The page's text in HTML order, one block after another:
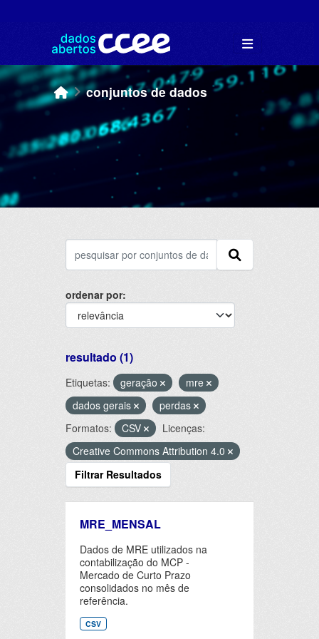
conjuntos de dados
ordenar por
resultado (1)
Etiquetas: geração
mre
dados gerais
perdas
Formatos:
CSV
Licenças:
Creative Commons Attribution 4.0
Filtrar Resultados
MRE_MENSAL
Dados de MRE utilizados na
contabilização do MCP -
Mercado de Curto Prazo
consolidados no mês de
referência.
CSV